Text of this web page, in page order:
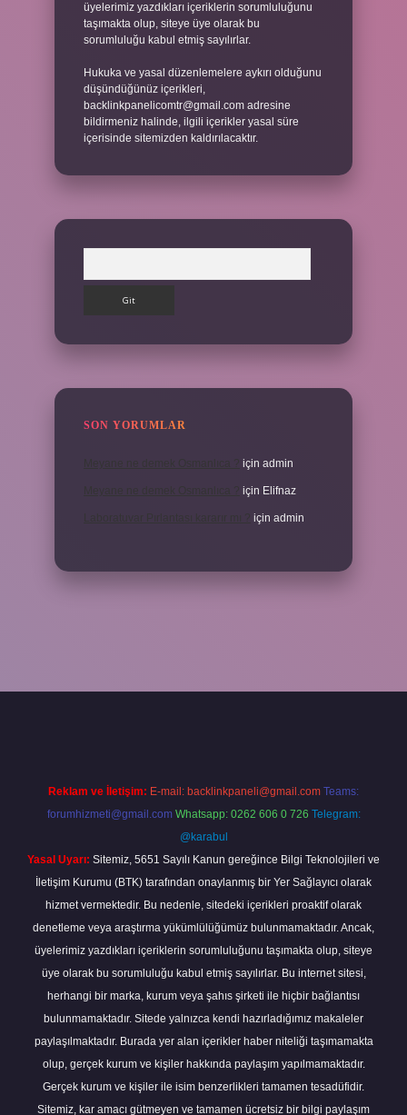
üyelerimiz yazdıkları içeriklerin sorumluluğunu
taşımakta olup, siteye üye olarak bu
sorumluluğu kabul etmiş sayılırlar.
Hukuka ve yasal düzenlemelere aykırı olduğunu
düşündüğünüz içerikleri,
backlinkpanelicomtr@gmail.com adresine
bildirmeniz halinde, ilgili içerikler yasal süre
içerisinde sitemizden kaldırılacaktır.
SON YORUMLAR
için admin
için Elifnaz
için admin
Reklam ve İletişim: E-mail: backlinkpaneli@gmail.com Teams:
forumhizmeti@gmail.com Whatsapp: 0262 606 0 726 Telegram:
@karabul
Yasal Uyarı: Sitemiz, 5651 Sayılı Kanun gereğince Bilgi Teknolojileri ve
İletişim Kurumu (BTK) tarafından onaylanmış bir Yer Sağlayıcı olarak
hizmet vermektedir. Bu nedenle, sitedeki içerikleri proaktif olarak
denetleme veya araştırma yükümlülüğümüz bulunmamaktadır. Ancak,
üyelerimiz yazdıkları içeriklerin sorumluluğunu taşımakta olup, siteye
üye olarak bu sorumluluğu kabul etmiş sayılırlar. Bu internet sitesi,
herhangi bir marka, kurum veya şahıs şirketi ile hiçbir bağlantısı
bulunmamaktadır. Sitede yalnızca kendi hazırladığımız makaleler
paylaşılmaktadır. Burada yer alan içerikler haber niteliği taşımamakta
olup, gerçek kurum ve kişiler hakkında paylaşım yapılmamaktadır.
Gerçek kurum ve kişiler ile isim benzerlikleri tamamen tesadüfidir.
Sitemiz, kar amacı gütmeyen ve tamamen ücretsiz bir bilgi paylaşım